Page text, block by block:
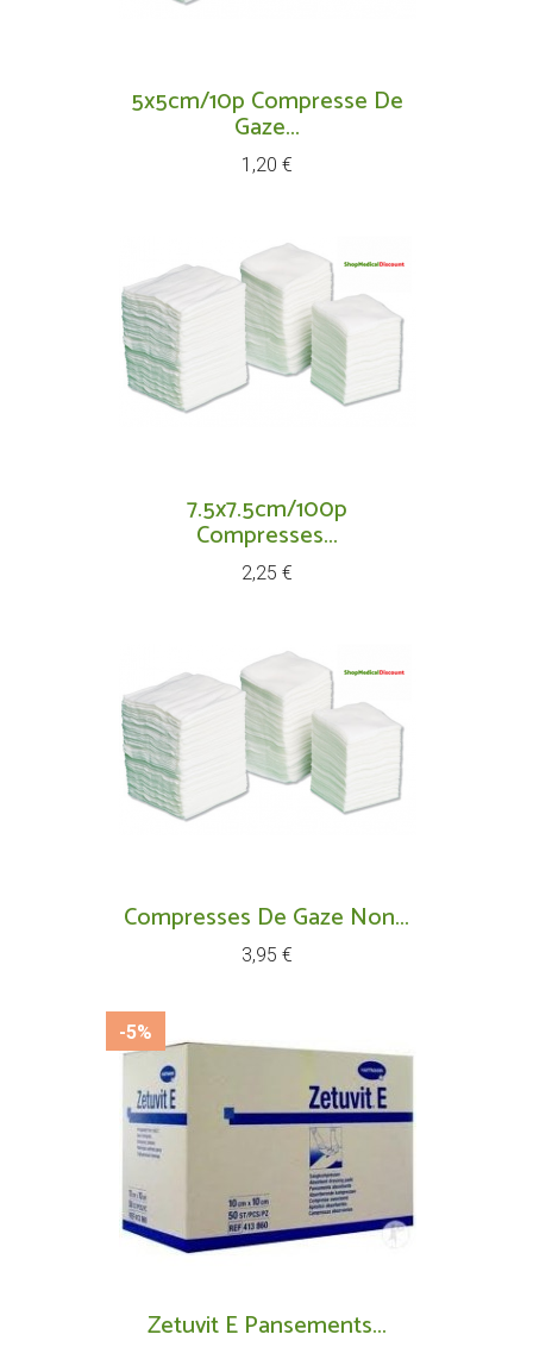
5x5cm/10p Compresse De
Gaze...
Prix
1,20 €
7.5x7.5cm/100p
Compresses...
Prix
2,25 €
Compresses De Gaze Non...
Prix
3,95 €
Zetuvit E Pansements...
-5%